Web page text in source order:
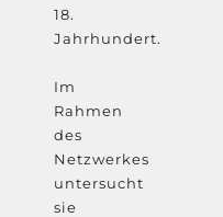
18.
Jahrhundert.
Im
Rahmen
des
Netzwerkes
untersucht
sie